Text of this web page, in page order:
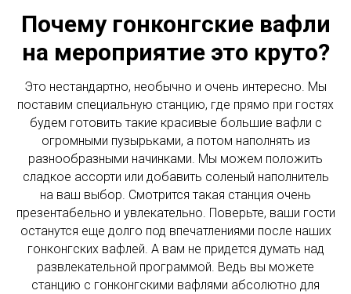
Почему гонконгские вафли
на мероприятие это круто?
Это нестандартно, необычно и очень интересно. Мы
поставим специальную станцию, где прямо при гостях
будем готовить такие красивые большие вафли с
огромными пузырьками, а потом наполнять из
разнообразными начинками. Мы можем положить
сладкое ассорти или добавить соленый наполнитель
на ваш выбор. Смотрится такая станция очень
презентабельно и увлекательно. Поверьте, ваши гости
останутся еще долго под впечатлениями после наших
гонконгских вафлей. А вам не придется думать над
развлекательной программой. Ведь вы можете
станцию с гонконгскими вафлями абсолютно для